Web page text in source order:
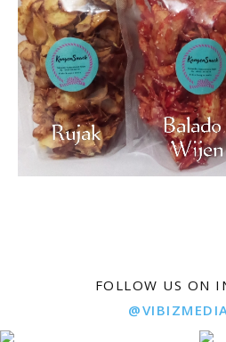
FOLLOW US ON